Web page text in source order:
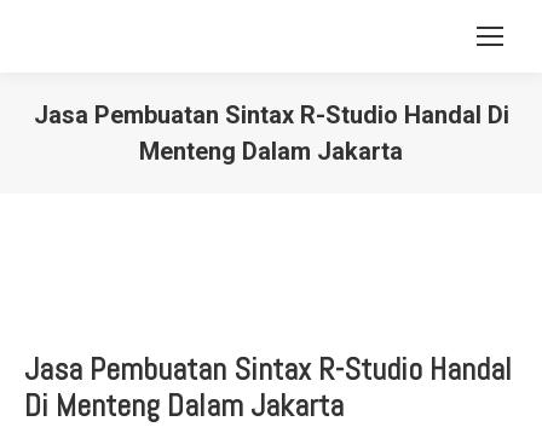
Jasa Pembuatan Sintax R-Studio Handal Di
Menteng Dalam Jakarta
Jasa Pembuatan Sintax R-Studio Handal
Di Menteng Dalam Jakarta